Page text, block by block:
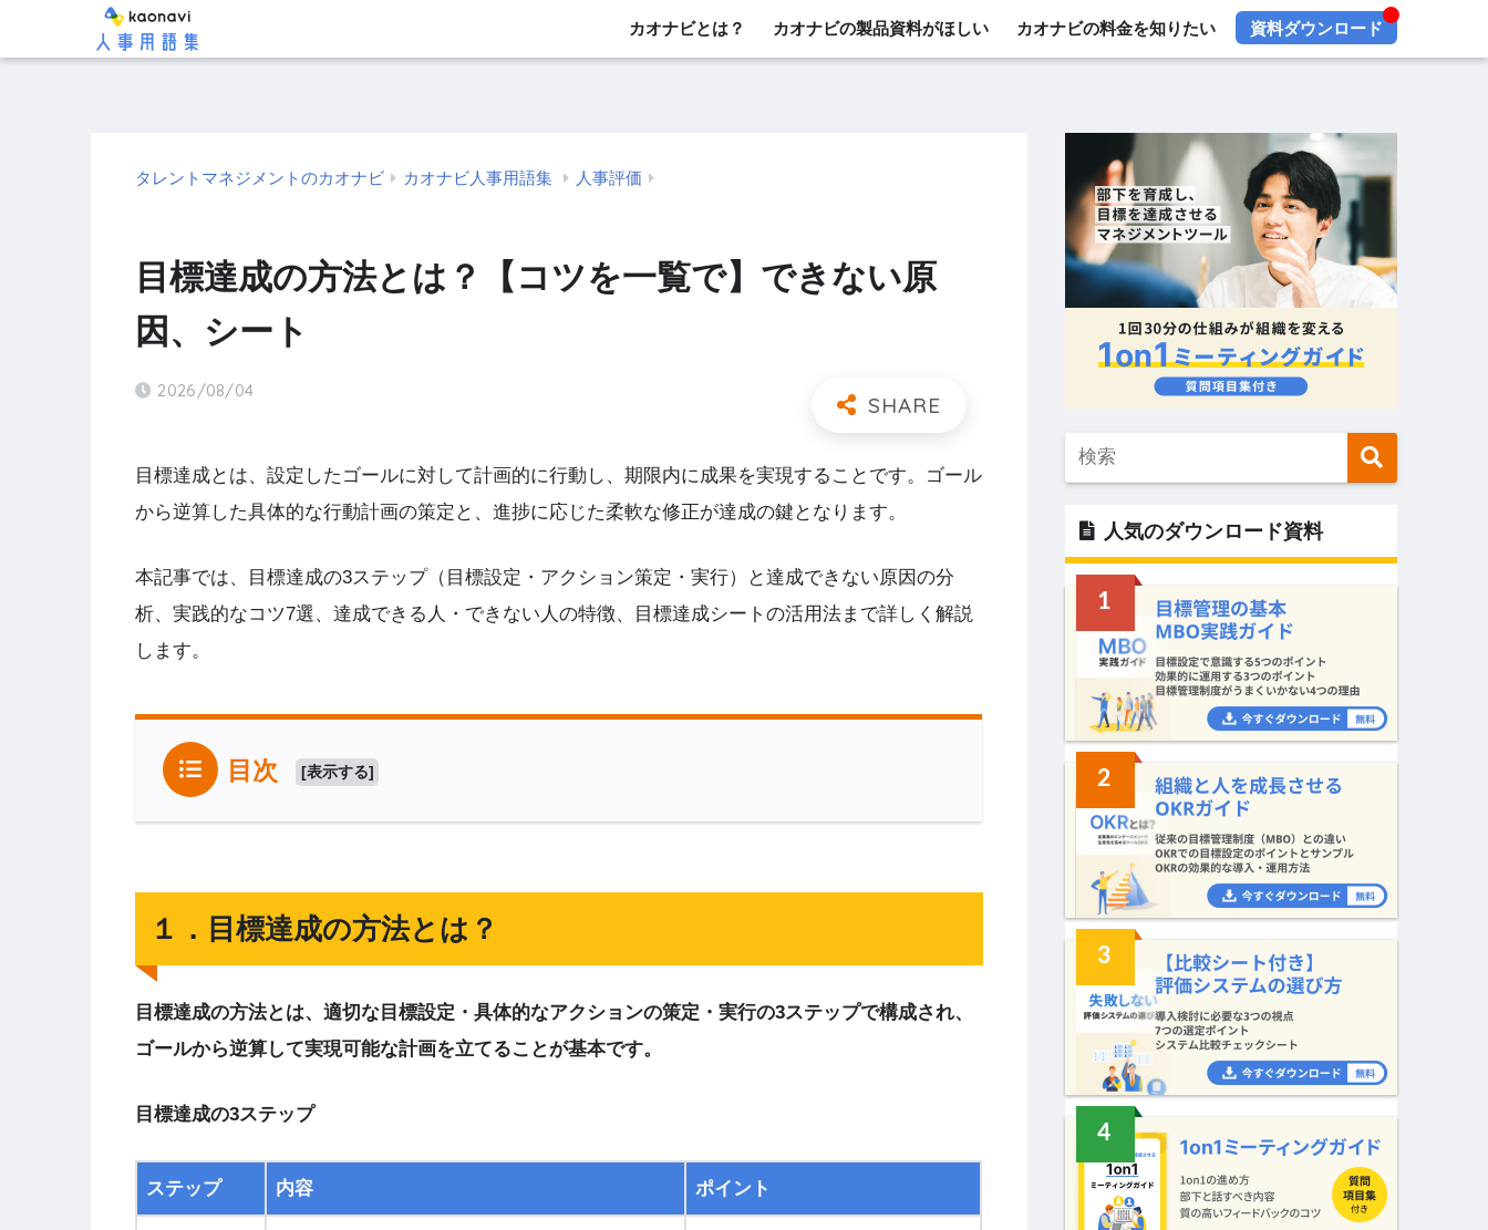
カオナビとは？ カオナビの製品資料がほしい カオナビの料金を知りたい 資料ダウンロード
タレントマネジメントのカオナビ カオナビ人事用語集 人事評価
目標達成の方法とは？【コツを一覧で】できない原
因、シート
2026/08/04
目標達成とは、設定したゴールに対して計画的に行動し、期限内に成果を実現することです。ゴール
から逆算した具体的な行動計画の策定と、進捗に応じた柔軟な修正が達成の鍵となります。
本記事では、目標達成の3ステップ（目標設定・アクション策定・実行）と達成できない原因の分
析、実践的なコツ7選、達成できる人・できない人の特徴、目標達成シートの活用法まで詳しく解説
します。
目次 [表示する]
１．目標達成の方法とは？
目標達成の方法とは、適切な目標設定・具体的なアクションの策定・実行の3ステップで構成され、
ゴールから逆算して実現可能な計画を立てることが基本です。
目標達成の3ステップ
ステップ 内容 ポイント
人気のダウンロード資料